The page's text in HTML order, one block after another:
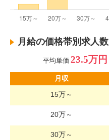
月給の価格帯別求人数
平均単価 23.5万円
月収
15万～
20万～
30万～